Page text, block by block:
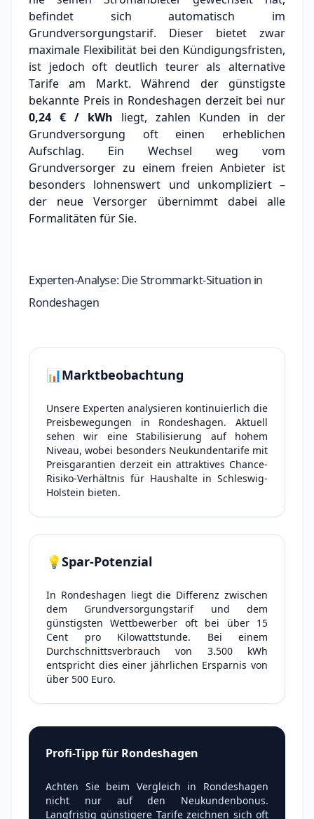
befindet sich automatisch im
Grundversorgungstarif. Dieser bietet zwar
maximale Flexibilität bei den Kündigungsfristen,
ist jedoch oft deutlich teurer als alternative
Tarife am Markt.Während der günstigste
bekannte Preis in Rondeshagen derzeit bei nur
0,24 € / kWh liegt, zahlen Kunden in der
Grundversorgung oft einen erheblichen
Aufschlag. Ein Wechsel weg vom
Grundversorger zu einem freien Anbieter ist
besonders lohnenswert und unkompliziert –
der neue Versorger übernimmt dabei alle
Formalitäten für Sie.
Experten-Analyse: Die Strommarkt-Situation in
Rondeshagen
📊Marktbeobachtung
Unsere Experten analysieren kontinuierlich die
Preisbewegungen in Rondeshagen. Aktuell
sehen wir eine Stabilisierung auf hohem
Niveau, wobei besonders Neukundentarife mit
Preisgarantien derzeit ein attraktives Chance-
Risiko-Verhältnis für Haushalte in Schleswig-
Holstein bieten.
💡Spar-Potenzial
In Rondeshagen liegt die Differenz zwischen
dem Grundversorgungstarif und dem
günstigsten Wettbewerber oft bei über 15
Cent pro Kilowattstunde. Bei einem
Durchschnittsverbrauch von 3.500 kWh
entspricht dies einer jährlichen Ersparnis von
über 500 Euro.
Profi-Tipp für Rondeshagen
Achten Sie beim Vergleich in Rondeshagen
nicht nur auf den Neukundenbonus.
Langfristig günstigere Tarife zeichnen sich oft